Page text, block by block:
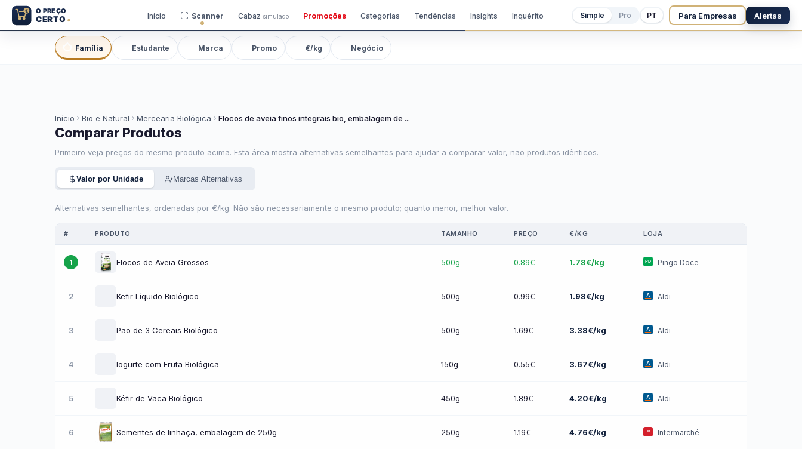
Início Scanner Cabaz simulado Promoções Categorias Tendências Insights Inquérito Simple Pro PT Para Empresas Alertas
Família Estudante Marca Promo €/kg Negócio
Início Bio e Natural Mercearia Biológica Flocos de aveia finos integrais bio, embalagem de ...
Comparar Produtos
Primeiro veja preços do mesmo produto acima. Esta área mostra alternativas semelhantes para ajudar a comparar valor, não produtos idênticos.
Valor por Unidade Marcas Alternativas
Alternativas semelhantes, ordenadas por €/kg. Não são necessariamente o mesmo produto; quanto menor, melhor valor.
# PRODUTO TAMANHO PREÇO €/KG LOJA
1 Flocos de Aveia Grossos 500g 0.89€ 1.78€/kg Pingo Doce
2 Kefir Líquido Biológico 500g 0.99€ 1.98€/kg Aldi
3 Pão de 3 Cereais Biológico 500g 1.69€ 3.38€/kg Aldi
4 Iogurte com Fruta Biológica 150g 0.55€ 3.67€/kg Aldi
5 Kéfir de Vaca Biológico 450g 1.89€ 4.20€/kg Aldi
6 Sementes de linhaça, embalagem de 250g 250g 1.19€ 4.76€/kg Intermarché